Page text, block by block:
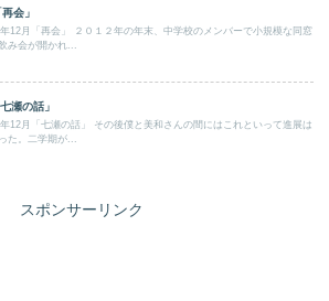
会」
12月「再会」 ２０１２年の年末、中学校のメンバーで小規模な同窓
み会が開かれ...
瀬の話」
12月「七瀬の話」 その後僕と美和さんの間にはこれといって進展は
た。二学期が...
スポンサーリンク